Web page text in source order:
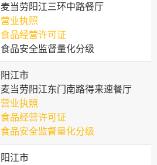
麦当劳阳江三环中路餐厅
营业执照
食品经营许可证
食品安全监督量化分级
阳江市
麦当劳阳江东门南路得来速餐厅
营业执照
食品经营许可证
食品安全监督量化分级
阳江市